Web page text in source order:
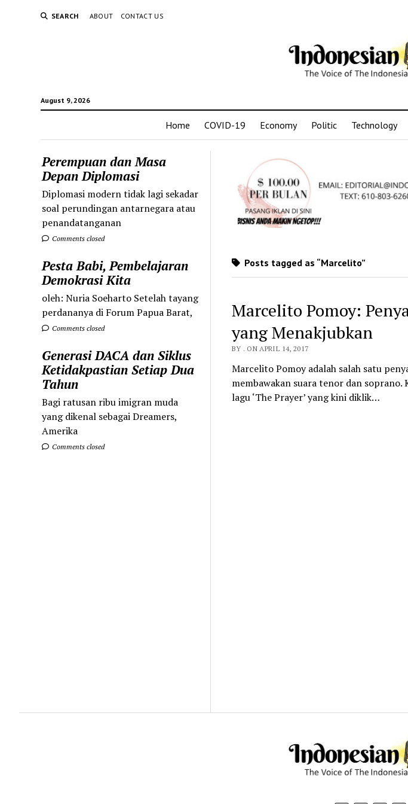
SEARCH ABOUT CONTACT US
August 9, 2026
Home COVID-19 Economy Politic Technology
Perempuan dan Masa
Depan Diplomasi
Diplomasi modern tidak lagi sekadar
soal perundingan antarnegara atau
penandatanganan
Comments closed
Pesta Babi, Pembelajaran
Demokrasi Kita
oleh: Nuria Soeharto Setelah tayang
perdananya di Forum Papua Barat,
Comments closed
Generasi DACA dan Siklus
Ketidakpastian Setiap Dua
Tahun
Bagi ratusan ribu imigran muda
yang dikenal sebagai Dreamers,
Amerika
Comments closed
Posts tagged as “Marcelito”
Marcelito Pomoy:
yang Menakjubkan
BY . ON APRIL 14, 2017
Marcelito Pomoy adalah salah satu
membawakan suara tenor dan
lagu ‘The Prayer’ yang kini diklik…